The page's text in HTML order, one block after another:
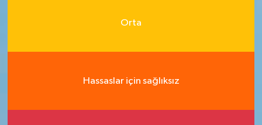
Orta
Hassaslar için sağlıksız